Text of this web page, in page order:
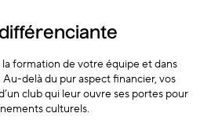
formation de votre équipe et dans
delà du pur aspect financier, vos
club qui leur ouvre ses portes pour
culturels.